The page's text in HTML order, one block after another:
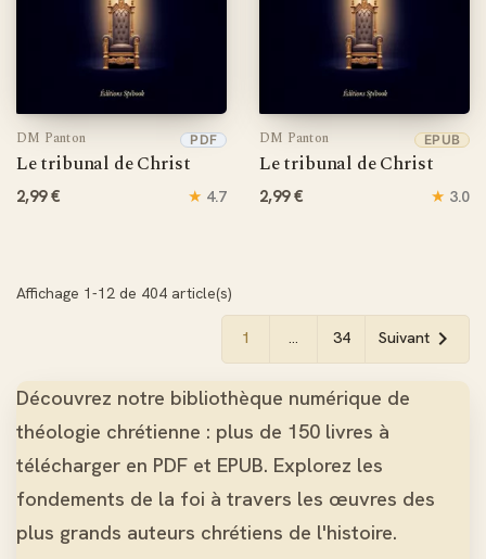
DM Panton
Le tribunal de Christ
PDF
2,99 € ★ 4.7
DM Panton
Le tribunal de Christ
EPUB
2,99 € ★ 3.0
Affichage 1-12 de 404 article(s)
1 … 34 Suivant 
Découvrez notre bibliothèque numérique de
théologie chrétienne : plus de 150 livres à
télécharger en PDF et EPUB. Explorez les
fondements de la foi à travers les œuvres des
plus grands auteurs chrétiens de l'histoire.